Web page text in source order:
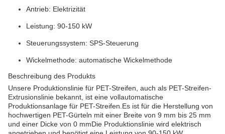
Antrieb: Elektrizität
Leistung: 90-150 kW
Steuerungssystem: SPS-Steuerung
Wickelmethode: automatische Wickelmethode
Beschreibung des Produkts
Unsere Produktionslinie für PET-Streifen, auch als PET-Streifen-
Extrusionslinie bekannt, ist eine vollautomatische
Produktionsanlage für PET-Streifen.Es ist für die Herstellung von
hochwertigen PET-Gürteln mit einer Breite von 9 mm bis 25 mm
und einer Dicke von 0 mmDie Produktionslinie wird elektrisch